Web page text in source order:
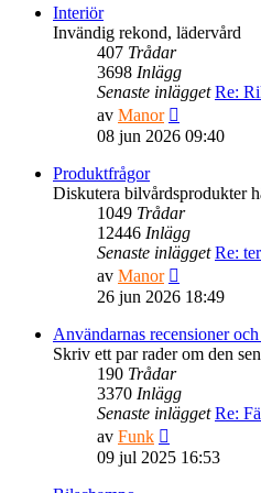
inlägget
Interiör
Invändig rekond, lädervård
407 Trådar
3698 Inlägg
Senaste inlägget Re:
av Manor
till
inlägget
08 jun 2026 09:40
Produktfrågor
Diskutera bilvårdsprodukter
1049 Trådar
12446 Inlägg
Senaste inlägget Re:
av Manor
till
senaste
inlägget
26 jun 2026 18:49
Användarnas recensioner
Skriv ett par rader om den
190 Trådar
3370 Inlägg
Senaste inlägget Re:
av Funk
till
09 jul 2025 16:53